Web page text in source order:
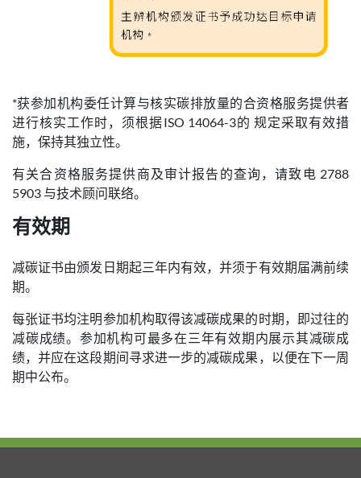
*获参加机构委任计算与核实碳排放量的合资格服务提供者
进行核实工作时，须根据ISO 14064-3的 规定采取有效措
施，保持其独立性。
有关合资格服务提供商及审计报告的查询，请致电 2788
5903 与技术顾问联络。
有效期
减碳证书由颁发日期起三年内有效，并须于有效期届满前续
期。
每张证书均注明参加机构取得该减碳成果的时期，即过往的
减碳成绩。参加机构可最多在三年有效期内展示其减碳成
绩，并应在这段期间寻求进一步的减碳成果，以便在下一周
期中公布。